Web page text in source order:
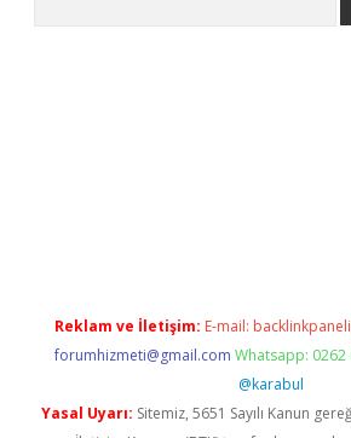
Reklam ve İletişim: E-mail:
forumhizmeti@gmail.com Whatsapp: 0262
@karabul
Yasal Uyarı: Sitemiz, 5651 Sayılı Kanun